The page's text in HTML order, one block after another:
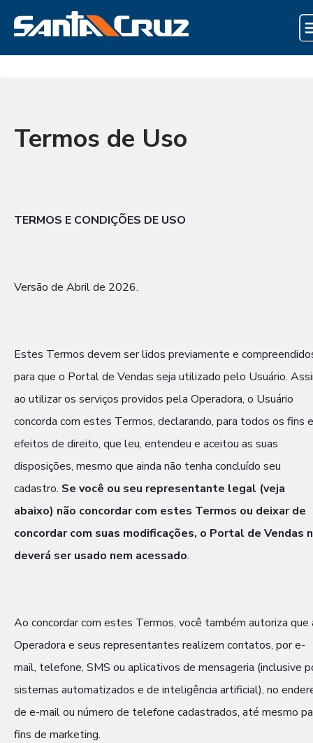
Termos de Uso
TERMOS E CONDIÇÕES DE USO
Versão de Abril de 2026.
Estes Termos devem ser lidos previamente e
para que o Portal de Vendas seja utilizado pelo Usuário.
ao utilizar os serviços providos pela Operadora, o Usuário
concorda com estes Termos, declarando, para todos os fins e
efeitos de direito, que leu, entendeu e aceitou as suas
disposições, mesmo que ainda não tenha concluído seu
cadastro. Se você ou seu representante legal (veja
abaixo) não concordar com estes Termos ou deixar de
concordar com suas modificações, o Portal de Vendas
deverá ser usado nem acessado.
Ao concordar com estes Termos, você também autoriza que
Operadora e seus representantes realizem contatos, por e-
mail, telefone, SMS ou aplicativos de mensageria (inclusive
sistemas automatizados e de inteligência artificial), no
de e-mail ou número de telefone cadastrados, até mesmo
fins de marketing.